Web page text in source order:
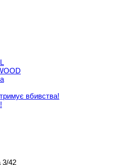
вбивства!
3/42